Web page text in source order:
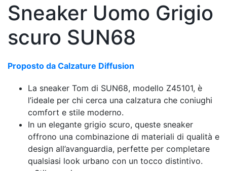
Sneaker Uomo Grigio
scuro SUN68
Proposto da Calzature Diffusion
La sneaker Tom di SUN68, modello Z45101, è
l’ideale per chi cerca una calzatura che coniughi
comfort e stile moderno.
In un elegante grigio scuro, queste sneaker
offrono una combinazione di materiali di qualità e
design all’avanguardia, perfette per completare
qualsiasi look urbano con un tocco distintivo.